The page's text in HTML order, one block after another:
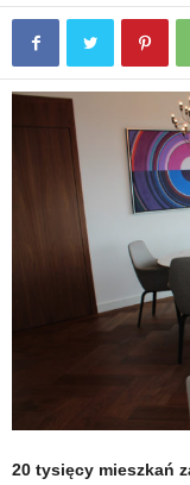
20 tysięcy mieszkań